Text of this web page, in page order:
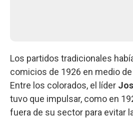
Los partidos tradicionales
comicios de 1926 en medio
Entre los colorados, el líder
tuvo que impulsar, como en
fuera de su sector para evitar